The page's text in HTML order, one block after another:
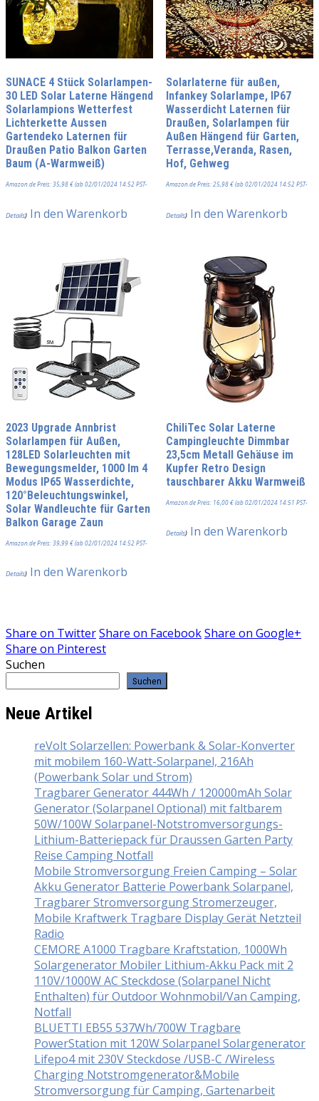
SUNACE 4 Stück Solarlampen-
30 LED Solar Laterne Hängend
Solarlampions Wetterfest
Lichterkette Aussen
Gartendeko Laternen für
Draußen Patio Balkon Garten
Baum (A-Warmweiß)
Amazon.de Preis:35,98€(ab 02/01/2024 14:52 PST-
Details) In den Warenkorb
Solarlaterne für außen,
Infankey Solarlampe, IP67
Wasserdicht Laternen für
Draußen, Solarlampen für
Außen Hängend für Garten,
Terrasse,Veranda, Rasen,
Hof, Gehweg
Amazon.de Preis:25,98€(ab 02/01/2024 14:52 PST-
Details) In den Warenkorb
2023 Upgrade Annbrist
Solarlampen für Außen,
128LED Solarleuchten mit
Bewegungsmelder, 1000 lm 4
Modus IP65 Wasserdichte,
120°Beleuchtungswinkel,
Solar Wandleuchte für Garten
Balkon Garage Zaun
Amazon.de Preis: 39,99€(ab 02/01/2024 14:52 PST-
Details) In den Warenkorb
ChiliTec Solar Laterne
Campingleuchte Dimmbar
23,5cm Metall Gehäuse im
Kupfer Retro Design
tauschbarer Akku Warmweiß
Amazon.de Preis: 16,00€(ab 02/01/2024 14:51 PST-
Details) In den Warenkorb
Share on TwitterShare on FacebookShare on Google+
Share on Pinterest
Suchen
Suchen
Neue Artikel
reVolt Solarzellen: Powerbank & Solar-Konverter
mit mobilem 160-Watt-Solarpanel, 216Ah
(Powerbank Solar und Strom)
Tragbarer Generator 444Wh / 120000mAh Solar
Generator (Solarpanel Optional) mit faltbarem
50W/100W Solarpanel-Notstromversorgungs-
Lithium-Batteriepack für Draussen Garten Party
Reise Camping Notfall
Mobile Stromversorgung Freien Camping – Solar
Akku Generator Batterie Powerbank Solarpanel,
Tragbarer Stromversorgung Stromerzeuger,
Mobile Kraftwerk Tragbare Display Gerät Netzteil
Radio
CEMORE A1000 Tragbare Kraftstation, 1000Wh
Solargenerator Mobiler Lithium-Akku Pack mit 2
110V/1000W AC Steckdose (Solarpanel Nicht
Enthalten) für Outdoor Wohnmobil/Van Camping,
Notfall
BLUETTI EB55 537Wh/700W Tragbare
PowerStation mit 120W Solarpanel Solargenerator
Lifepo4 mit 230V Steckdose /USB-C /Wireless
Charging Notstromgenerator&Mobile
Stromversorgung für Camping, Gartenarbeit